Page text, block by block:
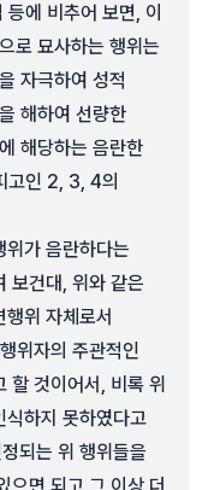
에 비추어 보면, 이
로 묘사하는 행위는
자극하여 성적
해하여 선량한
해당하는 음란한
고인 2, 3, 4의
위가 음란하다는
보건대, 위와 같은
위 자체로서
위자의 주관적인
할 것이어서, 비록 위
식하지 못하였다고
되는 위 행위들을